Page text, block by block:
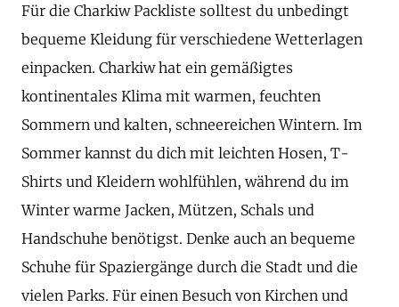
Für die Charkiw Packliste solltest du unbedingt
bequeme Kleidung für verschiedene Wetterlagen
einpacken. Charkiw hat ein gemäßigtes
kontinentales Klima mit warmen, feuchten
Sommern und kalten, schneereichen Wintern. Im
Sommer kannst du dich mit leichten Hosen, T-
Shirts und Kleidern wohlfühlen, während du im
Winter warme Jacken, Mützen, Schals und
Handschuhe benötigst. Denke auch an bequeme
Schuhe für Spaziergänge durch die Stadt und die
vielen Parks. Für einen Besuch von Kirchen und